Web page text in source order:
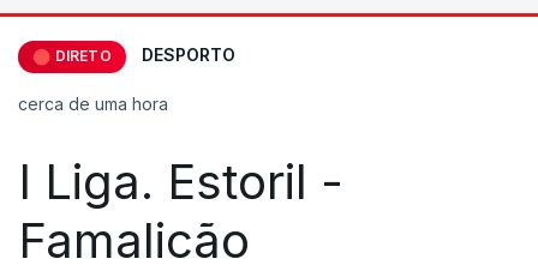
DIRETO DESPORTO
cerca de uma hora
I Liga. Estoril -
Famalicão